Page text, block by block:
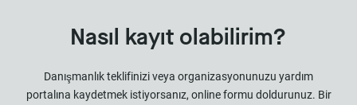
Nasıl kayıt olabilirim?
Danışmanlık teklifinizi veya organizasyonunuzu yardım
portalına kaydetmek istiyorsanız, online formu doldurunuz. Bir